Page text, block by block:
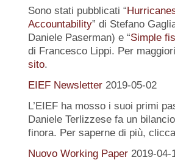
Sono stati pubblicati “
Accountability” di Stefano
Daniele Paserman) e “Simple
di Francesco Lippi. Per
sito.
EIEF Newsletter 2019-05-02
L’EIEF ha mosso i suoi primi
Daniele Terlizzese fa un
finora. Per saperne di più,
Nuovo Working Paper 2019-04-